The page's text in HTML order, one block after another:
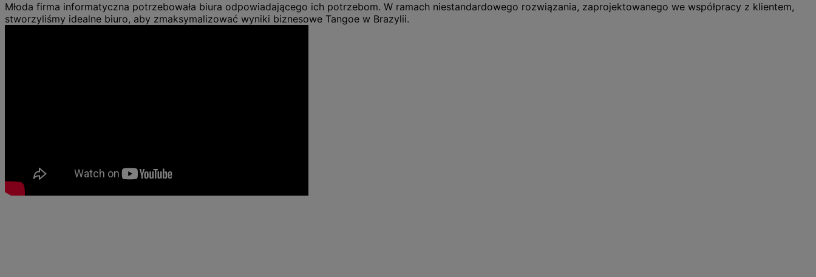
Młoda firma informatyczna potrzebowała biura odpowiadającego ich potrzebom. W ramach niestandardowego rozwiązania, zaprojektowanego we współpracy z klientem,
stworzyliśmy idealne biuro, aby zmaksymalizować wyniki biznesowe Tangoe w Brazylii.